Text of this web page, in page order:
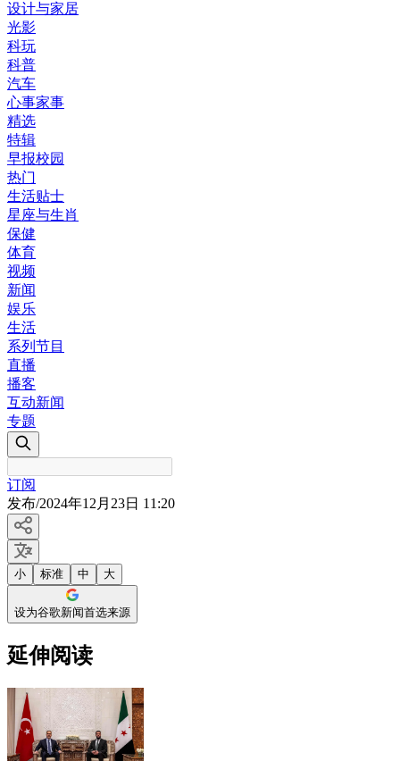
设计与家居
光影
科玩
科普
汽车
心事家事
精选
特辑
早报校园
热门
生活贴士
星座与生肖
保健
体育
视频
新闻
娱乐
生活
系列节目
直播
播客
互动新闻
专题
订阅
发布/2024年12月23日 11:20
小 标准 中 大
设为谷歌新闻首选来源
延伸阅读